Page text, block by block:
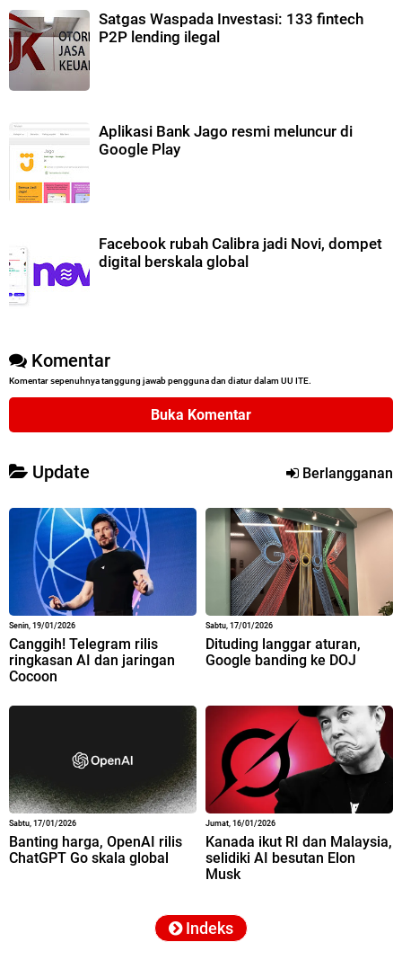
Satgas Waspada Investasi: 133 fintech
P2P lending ilegal
Aplikasi Bank Jago resmi meluncur di
Google Play
Facebook rubah Calibra jadi Novi, dompet
digital berskala global
Komentar
Komentar sepenuhnya tanggung jawab pengguna dan diatur dalam UU ITE.
Buka Komentar
Update Berlangganan
Senin, 19/01/2026
Canggih! Telegram rilis
ringkasan AI dan jaringan
Cocoon
Sabtu, 17/01/2026
Dituding langgar aturan,
Google banding ke DOJ
Sabtu, 17/01/2026
Banting harga, OpenAI rilis
ChatGPT Go skala global
Jumat, 16/01/2026
Kanada ikut RI dan Malaysia,
selidiki AI besutan Elon
Musk
Indeks